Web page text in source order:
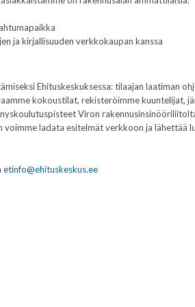
ja kirjallisuuden verkkokaupan kanssa
Ehituskeskuksessa: tilaajan laatiman
kokoustilat, rekisteröimme kuuntelijat,
Viron
ladata esitelmät verkkoon ja lähettää
etinfo@ehituskeskus.ee